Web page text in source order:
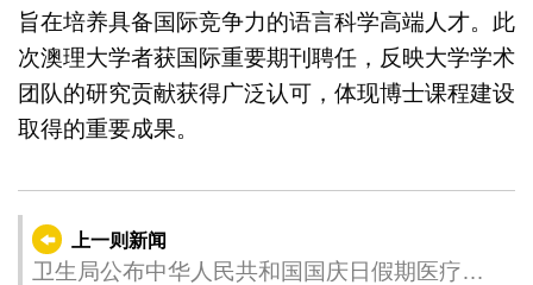
旨在培养具备国际竞争力的语言科学高端人才。此
次澳理大学者获国际重要期刊聘任，反映大学学术
团队的研究贡献获得广泛认可，体现博士课程建设
取得的重要成果。
上一则新闻
卫生局公布中华人民共和国国庆日假期医疗服